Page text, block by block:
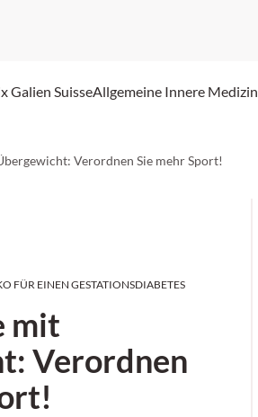
Galien SuisseAllgemeine Innere Medizin
Verordnen Sie mehr Sport!
FÜR EINEN GESTATIONSDIABETES
mit
Verordnen